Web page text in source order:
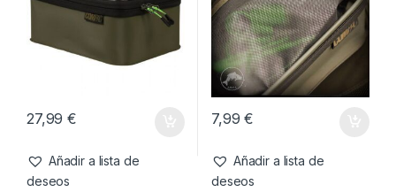
Productos relacionados
Bolsos Carryall
Korda Compac 220
Bolsos ,Carryall
Korda Compac Wallet